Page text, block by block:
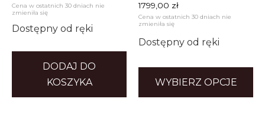
Cena w ostatnich 30 dniach nie
zmieniła się
Dostępny od ręki
DODAJ DO
KOSZYKA
1799,00 zł
Cena w ostatnich 30 dniach nie
zmieniła się
Dostępny od ręki
WYBIERZ OPCJE